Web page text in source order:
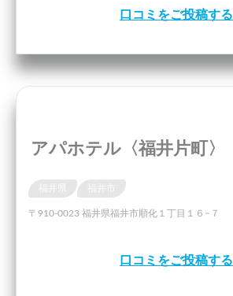
口コミをご投稿する
アパホテル〈福井片町〉
〒910-0023 福井県福井市順化１丁目１６−７
口コミをご投稿する